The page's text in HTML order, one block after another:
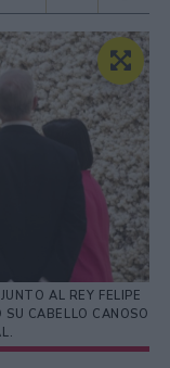
AL REY FELIPE
CABELLO CANOSO